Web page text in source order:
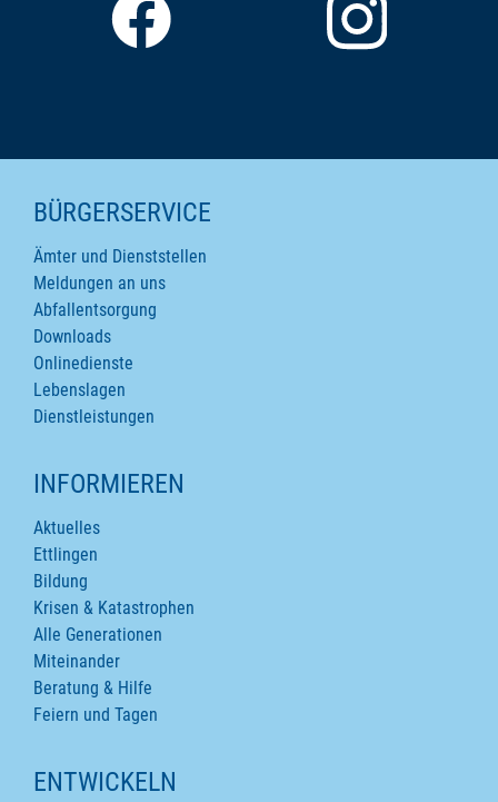
SEITENINHALTE
BÜRGERSERVICE
Ämter und Dienststellen
Meldungen an uns
Abfallentsorgung
Downloads
Onlinedienste
Lebenslagen
Dienstleistungen
INFORMIEREN
Aktuelles
Ettlingen
Bildung
Krisen & Katastrophen
Alle Generationen
Miteinander
Beratung & Hilfe
Feiern und Tagen
ENTWICKELN